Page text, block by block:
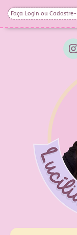
Faça Login ou